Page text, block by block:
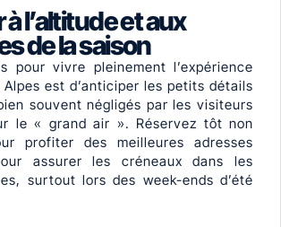
à l’altitude et aux
de la saison
pour vivre pleinement l’expérience
est d’anticiper les petits détails
souvent négligés par les visiteurs
le « grand air ». Réservez tôt non
profiter des meilleures adresses
assurer les créneaux dans les
surtout lors des week-ends d’été